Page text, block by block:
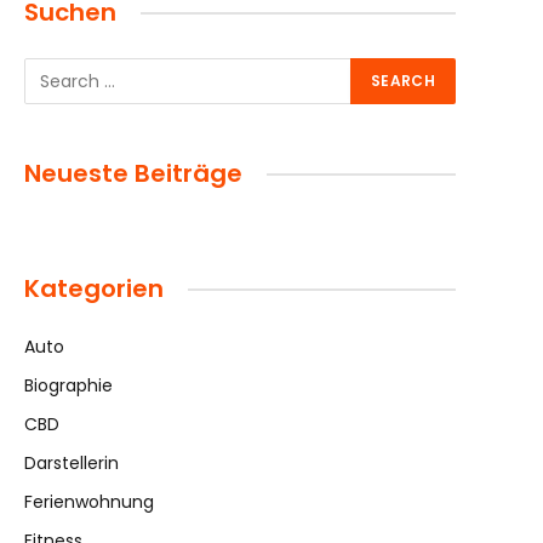
Suchen
Neueste Beiträge
Kategorien
Auto
Biographie
CBD
Darstellerin
Ferienwohnung